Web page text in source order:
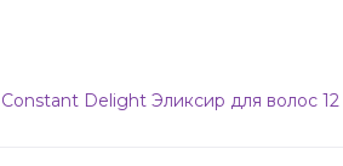
Constant Delight Эликсир для волос 12